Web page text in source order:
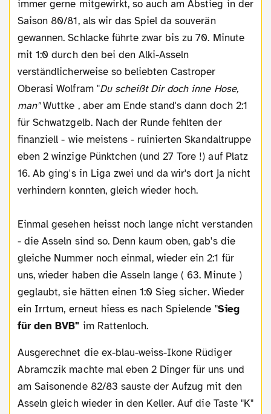
immer gerne mitgewirkt, so auch am Abstieg in der
Saison 80/81, als wir das Spiel da souverän
gewannen. Schlacke führte zwar bis zu 70. Minute
mit 1:0 durch den bei den Alki-Asseln
verständlicherweise so beliebten Castroper
Oberasi Wolfram "Du scheißt Dir doch inne Hose,
man"Wuttke , aber am Ende stand's dann doch 2:1
für Schwatzgelb. Nach der Runde fehlten der
finanziell - wie meistens - ruinierten Skandaltruppe
eben 2 winzige Pünktchen (und 27 Tore !) auf Platz
16. Ab ging's in Liga zwei und da wir's dort ja nicht
verhindern konnten, gleich wieder hoch.
Einmal gesehen heisst noch lange nicht verstanden
- die Asseln sind so. Denn kaum oben, gab's die
gleiche Nummer noch einmal, wieder ein 2:1 für
uns, wieder haben die Asseln lange ( 63. Minute )
geglaubt, sie hätten einen 1:0 Sieg sicher. Wieder
ein Irrtum, erneut hiess es nach Spielende "Sieg
für den BVB" im Rattenloch.
Ausgerechnet die ex-blau-weiss-Ikone Rüdiger
Abramczik machte mal eben 2 Dinger für uns und
am Saisonende 82/83 sauste der Aufzug mit den
Asseln gleich wieder in den Keller. Auf die Taste "K"